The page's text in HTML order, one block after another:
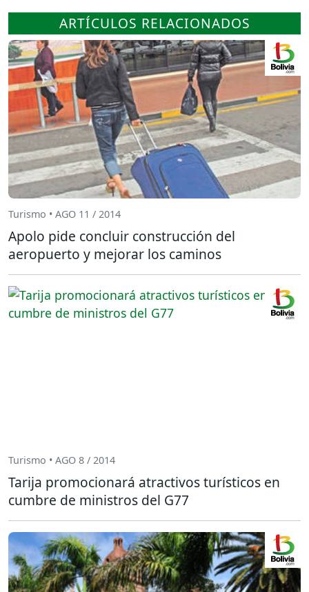
ARTÍCULOS RELACIONADOS
Turismo • AGO 11 / 2014
Apolo pide concluir construcción del
aeropuerto y mejorar los caminos
Turismo • AGO 8 / 2014
Tarija promocionará atractivos turísticos en
cumbre de ministros del G77